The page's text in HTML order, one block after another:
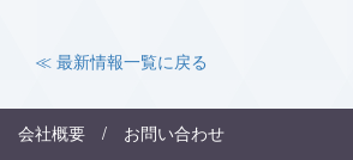
≪ 最新情報一覧に戻る
会社概要 / お問い合わせ